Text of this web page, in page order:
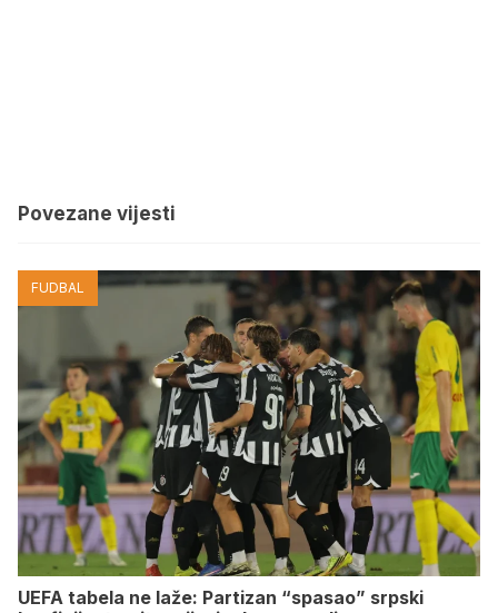
Povezane vijesti
FUDBAL
UEFA tabela ne laže: Partizan “spasao” srpski